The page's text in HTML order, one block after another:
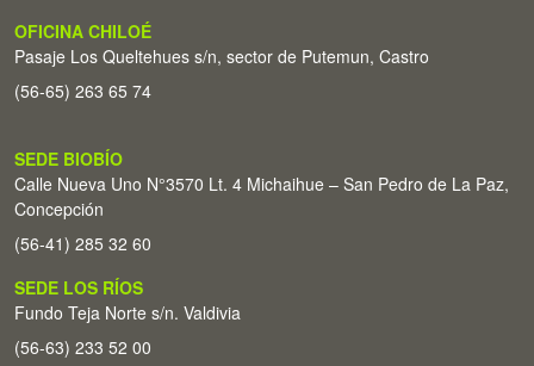
OFICINA CHILOÉ
Pasaje Los Queltehues s/n, sector de Putemun, Castro
(56-65) 263 65 74
SEDE BIOBÍO
Calle Nueva Uno N°3570 Lt. 4 Michaihue – San Pedro de La Paz,
Concepción
(56-41) 285 32 60
SEDE LOS RÍOS
Fundo Teja Norte s/n. Valdivia
(56-63) 233 52 00